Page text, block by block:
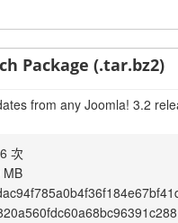
Package (.tar.bz2)
from any Joomla! 3.2
次
MB